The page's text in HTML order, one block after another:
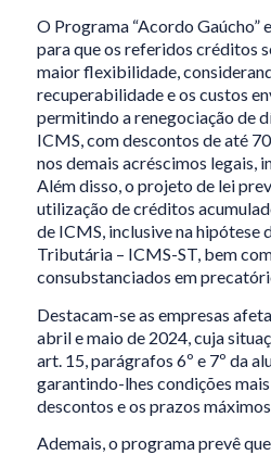
O Programa “Acordo Gaúcho”
para que os referidos créditos
maior flexibilidade,
recuperabilidade e os custos
permitindo a renegociação de
ICMS, com descontos de até
nos demais acréscimos legais,
Além disso, o projeto de lei
utilização de créditos
de ICMS, inclusive na hipótese
Tributária – ICMS-ST, bem
consubstanciados em
Destacam-se as empresas
abril e maio de 2024, cuja
art. 15, parágrafos 6º e 7º da
garantindo-lhes condições
descontos e os prazos
Ademais, o programa prevê